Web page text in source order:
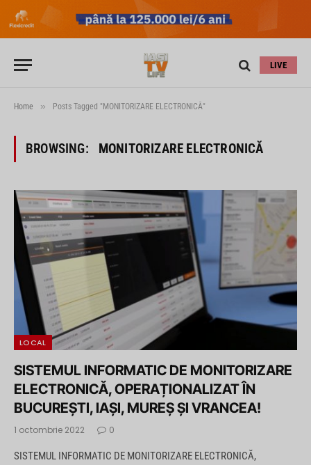
LIVE
Home » Posts Tagged "MONITORIZARE ELECTRONICĂ"
BROWSING: MONITORIZARE ELECTRONICĂ
LOCAL
SISTEMUL INFORMATIC DE MONITORIZARE
ELECTRONICĂ, OPERAȚIONALIZAT ÎN
BUCUREȘTI, IAȘI, MUREȘ ȘI VRANCEA!
1 octombrie 2022 0
SISTEMUL INFORMATIC DE MONITORIZARE ELECTRONICĂ,